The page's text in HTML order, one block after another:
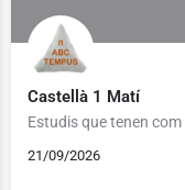
Castellà 1 Matí
21/09/2026